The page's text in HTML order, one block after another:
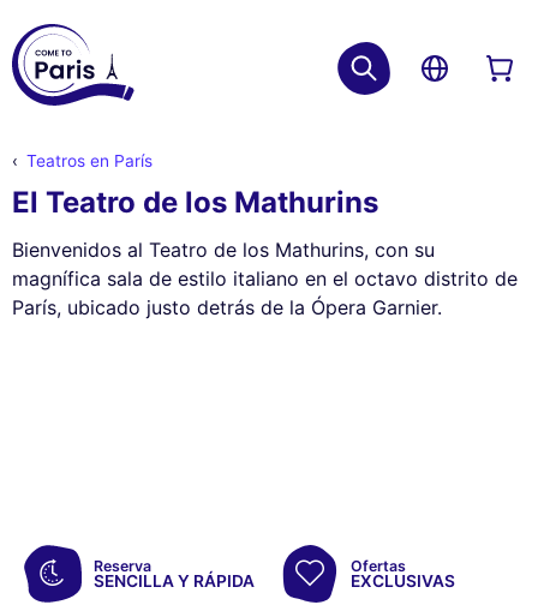
Teatros en París
El Teatro de los Mathurins
Bienvenidos al Teatro de los Mathurins, con su
magnífica sala de estilo italiano en el octavo distrito de
París, ubicado justo detrás de la Ópera Garnier.
Reserva
SENCILLA Y RÁPIDA
Ofertas
EXCLUSIVAS